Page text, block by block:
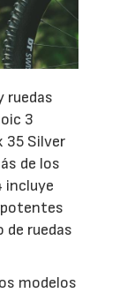
ruedas
3
35 Silver
de los
incluye
de ruedas
modelos